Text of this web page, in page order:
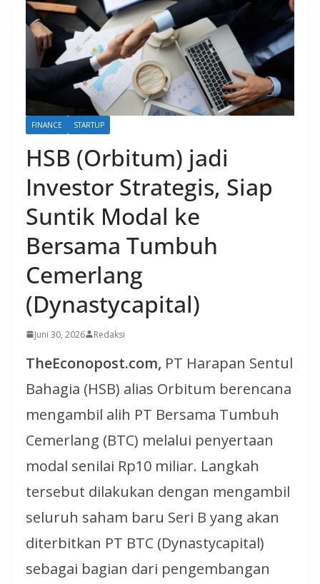
FINANCE STARTUP
HSB (Orbitum) jadi
Investor Strategis, Siap
Suntik Modal ke
Bersama Tumbuh
Cemerlang
(Dynastycapital)
Juni 30, 2026 Redaksi
TheEconopost.com, PT Harapan Sentul
Bahagia (HSB) alias Orbitum berencana
mengambil alih PT Bersama Tumbuh
Cemerlang (BTC) melalui penyertaan
modal senilai Rp10 miliar. Langkah
tersebut dilakukan dengan mengambil
seluruh saham baru Seri B yang akan
diterbitkan PT BTC (Dynastycapital)
sebagai bagian dari pengembangan